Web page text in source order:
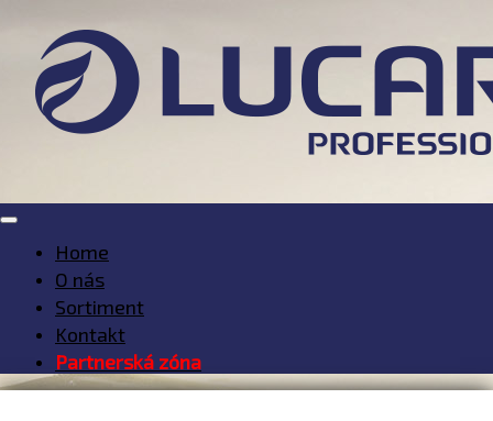
Home
O nás
Sortiment
Kontakt
Partnerská zóna